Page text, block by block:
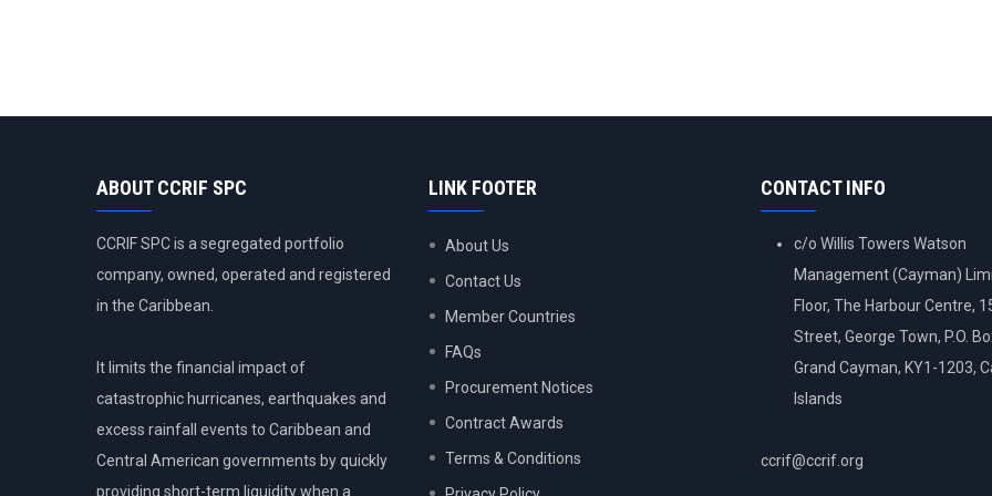
ABOUT CCRIF SPC
CCRIF SPC is a segregated portfolio
company, owned, operated and registered
in the Caribbean.
It limits the financial impact of
catastrophic hurricanes, earthquakes and
excess rainfall events to Caribbean and
Central American governments by quickly
providing short-term liquidity when a
LINK FOOTER
About Us
Contact Us
Member Countries
FAQs
Procurement Notices
Contract Awards
Terms & Conditions
CONTACT INFO
c/o Willis Towers Watson
Management (Cayman)
Floor, The Harbour Centre,
Street, George Town, P.O.
Grand Cayman, KY1-1203,
Islands
ccrif@ccrif.org